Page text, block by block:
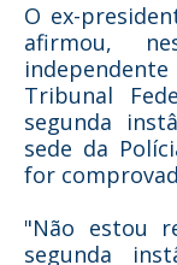
O ex-
afirmou,
Tribunal
segunda
sede da
for
"Não estou
segunda